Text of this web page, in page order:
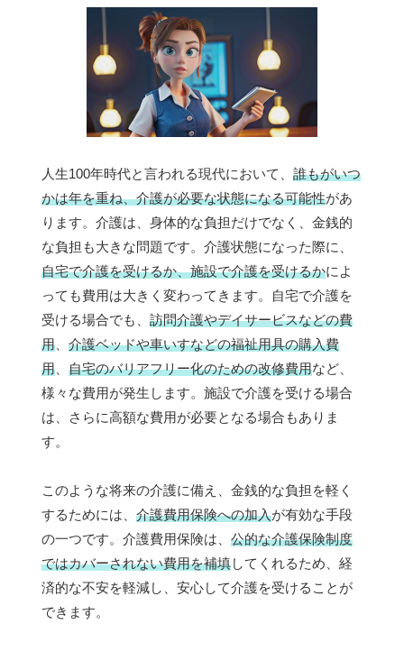
人生100年時代と言われる現代において、 誰もがいつ
かは年を重ね、介護が必要な状態になる可能性があ
ります。介護は、身体的な負担だけでなく、金銭的
な負担も大きな問題です。介護状態になった際に、
自宅で介護を受けるか、施設で介護を受けるかによ
っても費用は大きく変わってきます。自宅で介護を
受ける場合でも、 訪問介護やデイサービスなどの費
用
介護ベッドや車いすなどの福祉用具の購入費
用
自宅のバリアフリー化のための改修費用など、
様々な費用が発生します。施設で介護を受ける場合
は、さらに高額な費用が必要となる場合もありま
す。
このような将来の介護に備え、金銭的な負担を軽く
するためには、 介護費用保険への加入が有効な手段
の一つです。介護費用保険は、 公的な介護保険制度
ではカバーされない費用を補填してくれるため、経
済的な不安を軽減し、安心して介護を受けることが
できます。